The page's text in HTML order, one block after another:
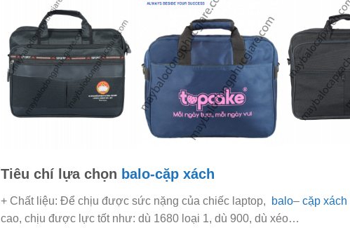
Tiêu chí lựa chọn balo-cặp xách
+ Chất liệu: Để chịu được sức nặng của chiếc laptop, balo– cặp xách
cao, chịu được lực tốt như: dù 1680 loại 1, dù 900, dù xéo…